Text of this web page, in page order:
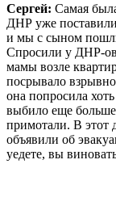
Сергей: Самая
ДНР уже
и мы с сыном
Спросили у ДНР-
мамы возле
посрывало
она попросила
выбило еще
примотали. В этот
объявили об
уедете, вы